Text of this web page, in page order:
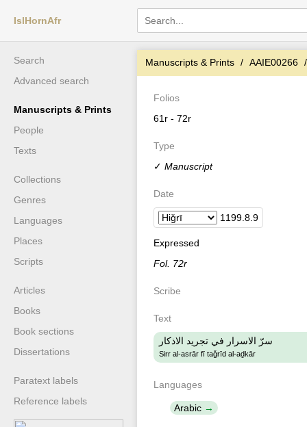
IslHornAfr
Search
Advanced search
Manuscripts & Prints
People
Texts
Collections
Genres
Languages
Places
Scripts
Articles
Books
Book sections
Dissertations
Paratext labels
Reference labels
Manuscripts & Prints AAIE00266
Folios
61r - 72r
Type
✓ Manuscript
Date
1199 8 9
Expressed
Fol. 72r
Scribe
Text
سرّ الاسرار في تجريد الاذكار
Sirr al-asrār fī taǧrīd al-aḏkār
Languages
Arabic